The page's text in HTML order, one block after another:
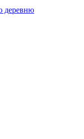
деревню